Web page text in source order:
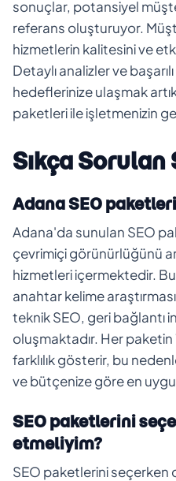
sonuçlar, potansiyel
referans oluşturuyor.
hizmetlerin kalitesini ve
Detaylı analizler ve
hedeflerinize ulaşmak
paketleri ile işletmenizin
Sıkça
Adana SEO
Adana'da sunulan SEO
çevrimiçi görünürlüğünü
hizmetleri içermektedir.
anahtar kelime
teknik SEO, geri bağlantı
oluşmaktadır. Her paketin
farklılık gösterir, bu
ve bütçenize göre en
SEO paketlerini
etmeliyim?
SEO paketlerini seçerken